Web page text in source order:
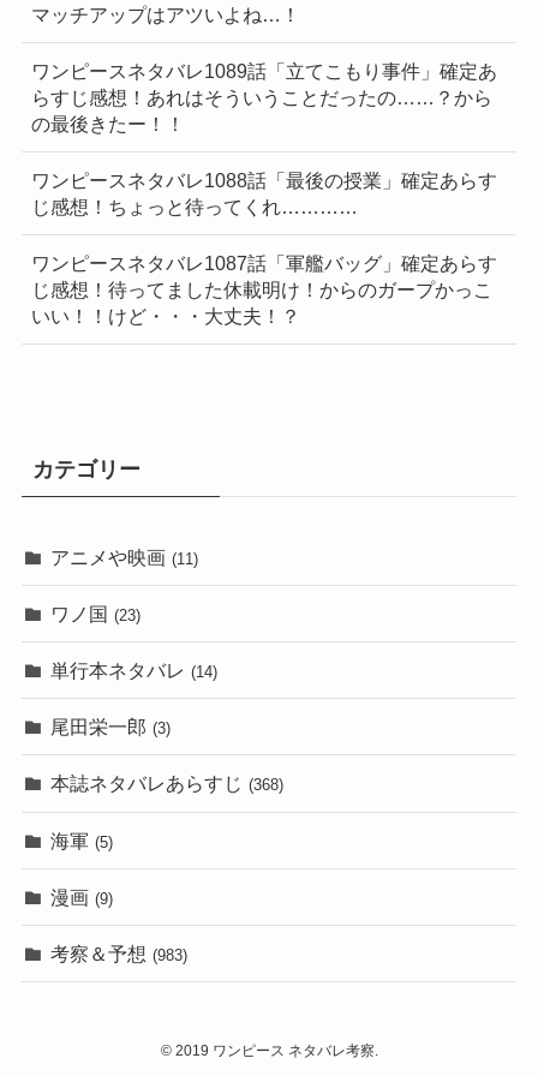
マッチアップはアツいよね…！
ワンピースネタバレ1089話「立てこもり事件」確定あ
らすじ感想！あれはそういうことだったの……？から
の最後きたー！！
ワンピースネタバレ1088話「最後の授業」確定あらす
じ感想！ちょっと待ってくれ…………
ワンピースネタバレ1087話「軍艦バッグ」確定あらす
じ感想！待ってました休載明け！からのガープかっこ
いい！！けど・・・大丈夫！？
カテゴリー
アニメや映画 (11)
ワノ国 (23)
単行本ネタバレ (14)
尾田栄一郎 (3)
本誌ネタバレあらすじ (368)
海軍 (5)
漫画 (9)
考察＆予想 (983)
©2019 ワンピース ネタバレ考察.